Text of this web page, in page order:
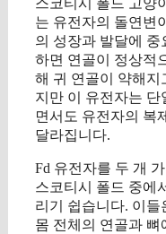
는 유전자의 돌연변
의 성장과 발달에 중
하면 연골이 정상적
해 귀 연골이 약해지
지만 이 유전자는 단
면서도 유전자의 복
달라집니다.
Fd 유전자를 두 개
스코티시 폴드 중에
리기 쉽습니다. 이들
몸 전체의 연골과